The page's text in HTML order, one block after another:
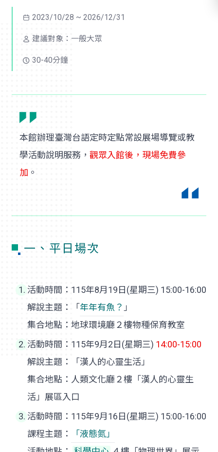
2023/10/28 ~ 2026/12/31
建議對象：一般大眾
30-40分鐘
本館辦理臺灣台語定時定點常設展場導覽或教
學活動說明服務， 觀眾入館後，現場免費參
加 。
一、平日場次
活動時間：115年8月19日(星期三) 15:00-16:00
解說主題：「 年年有魚？ 」
集合地點：地球環境廳２樓物種保育教室
活動時間：115年9月2日(星期三) 14:00-15:00
解說主題：「漢人的心靈生活」
集合地點：人類文化廳２樓「漢人的心靈生
活」展區入口
活動時間：115年9月16日(星期三) 15:00-16:00
課程主題：
「液態氮」